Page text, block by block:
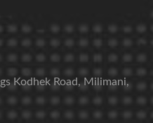
Kodhek Road, Milimani,